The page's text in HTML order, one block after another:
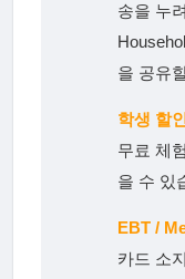
송을 누
을 공유
학생 할
무료 체
을 수 있
EBT /
카드 소